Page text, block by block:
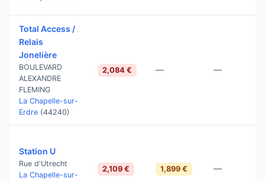
Total Access /
Relais
Jonelière
BOULEVARD
ALEXANDRE
FLEMING
La Chapelle-sur-
Erdre (44240)
2,084 € — —
Station U
Rue d'Utrecht
La Chapelle-sur-
2,109 € 1,899 € —